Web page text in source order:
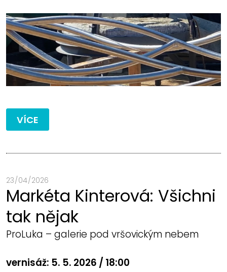
VÍCE
23 / 04 / 2026
Markéta Kinterová: Všichni
tak nějak
ProLuka – galerie pod vršovickým nebem
vernisáž: 5. 5. 2026 / 18:00